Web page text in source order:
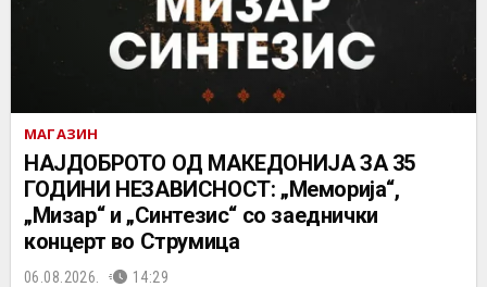
МАГАЗИН
НАЈДОБРОТО ОД МАКЕДОНИЈА ЗА 35
ГОДИНИ НЕЗАВИСНОСТ: „Меморија“,
„Мизар“ и „Синтезис“ со заеднички
концерт во Струмица
06.08.2026. 14:29